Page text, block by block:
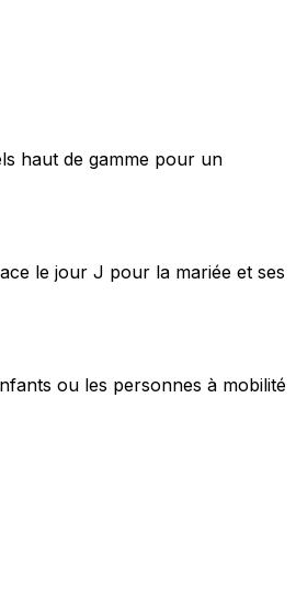
haut de gamme pour un
le jour J pour la mariée et ses
ou les personnes à mobilité